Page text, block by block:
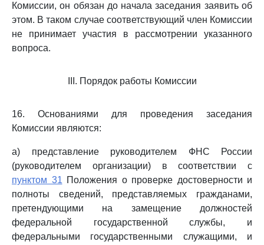
Комиссии, он обязан до начала заседания заявить об
этом. В таком случае соответствующий член Комиссии
не принимает участия в рассмотрении указанного
вопроса.
III. Порядок работы Комиссии
16. Основаниями для проведения заседания
Комиссии являются:
а) представление руководителем ФНС России
(руководителем организации) в соответствии с
пунктом 31 Положения о проверке достоверности и
полноты сведений, представляемых гражданами,
претендующими на замещение должностей
федеральной государственной службы, и
федеральными государственными служащими, и